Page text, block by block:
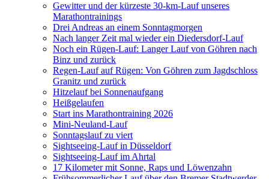
Gewitter und der kürzeste 30-km-Lauf unseres
Marathontrainings
Drei Andreas an einem Sonntagmorgen
Nach langer Zeit mal wieder ein Diedersdorf-Lauf
Noch ein Rügen-Lauf: Langer Lauf von Göhren nach
Binz und zurück
Regen-Lauf auf Rügen: Von Göhren zum Jagdschloss
Granitz und zurück
Hitzelauf bei Sonnenaufgang
Heißgelaufen
Start ins Marathontraining 2026
Mini-Neuland-Lauf
Sonntagslauf zu viert
Sightseeing-Lauf in Düsseldorf
Sightseeing-Lauf im Ahrtal
17 Kilometer mit Sonne, Raps und Löwenzahn